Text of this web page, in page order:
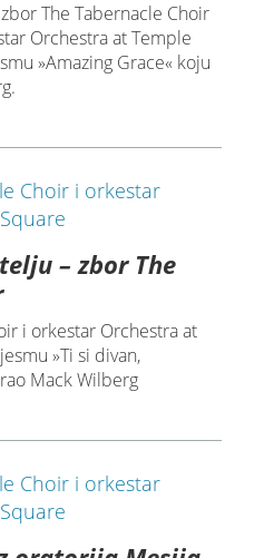
The Tabernacle Choir
Orchestra at Temple
»Amazing Grace« koju
– zbor The
i orkestar Orchestra at
»Ti si divan,
Mack Wilberg